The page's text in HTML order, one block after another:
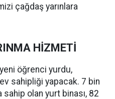
çağdaş yarınlara
HİZMETİ
öğrenci yurdu,
sahipliği yapacak. 7 bin
olan yurt binası, 82